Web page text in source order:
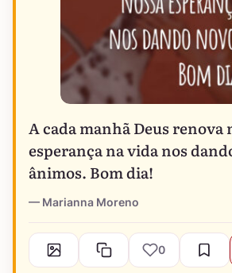
A cada manhã Deus renova
esperança na vida nos
ânimos. Bom dia!
Marianna Moreno
0